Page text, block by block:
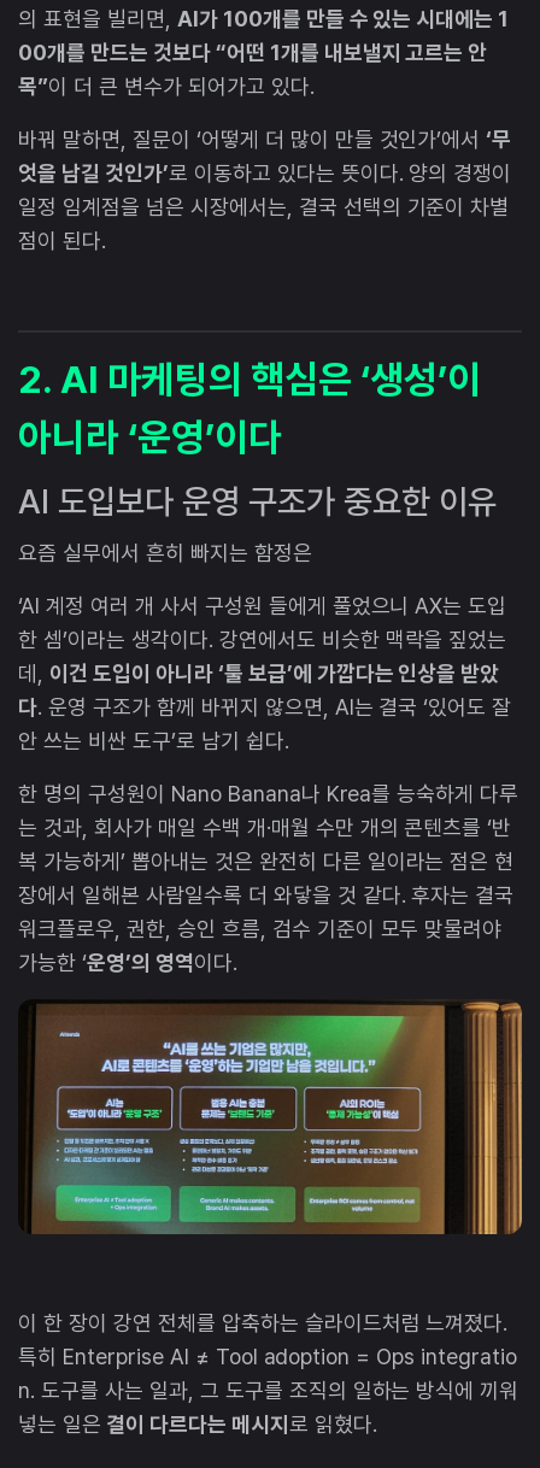
의 표현을 빌리면, AI가 100개를 만들 수 있는 시대에는 1
00개를 만드는 것보다 “어떤 1개를 내보낼지 고르는 안
목”이 더 큰 변수가 되어가고 있다.
바꿔 말하면, 질문이 ‘어떻게 더 많이 만들 것인가’에서‘무
엇을 남길 것인가’로 이동하고 있다는 뜻이다. 양의 경쟁이
일정 임계점을 넘은 시장에서는, 결국 선택의 기준이 차별
점이 된다.
2. AI 마케팅의 핵심은 ‘생성’이
아니라 ‘운영’이다
AI 도입보다 운영 구조가 중요한 이유
요즘 실무에서 흔히 빠지는 함정은
‘AI 계정 여러 개 사서 구성원 들에게 풀었으니 AX는 도입
한 셈’이라는 생각이다. 강연에서도 비슷한 맥락을 짚었는
데, 이건 도입이 아니라 ‘툴 보급’에 가깝다는 인상을 받았
다. 운영 구조가 함께 바뀌지 않으면, AI는 결국 ‘있어도 잘
안 쓰는 비싼 도구’로 남기 쉽다.
한 명의 구성원이 Nano Banana나 Krea를 능숙하게 다루
는 것과, 회사가 매일 수백 개·매월 수만 개의 콘텐츠를 ‘반
복 가능하게’ 뽑아내는 것은 완전히 다른 일이라는 점은 현
장에서 일해본 사람일수록 더 와닿을 것 같다. 후자는 결국
워크플로우, 권한, 승인 흐름, 검수 기준이 모두 맞물려야
가능한 ‘운영’의 영역이다.
이 한 장이 강연 전체를 압축하는 슬라이드처럼 느껴졌다.
특히 Enterprise AI ≠ Tool adoption = Ops integratio
n. 도구를 사는 일과, 그 도구를 조직의 일하는 방식에 끼워
넣는 일은 결이 다르다는 메시지 로 읽혔다.